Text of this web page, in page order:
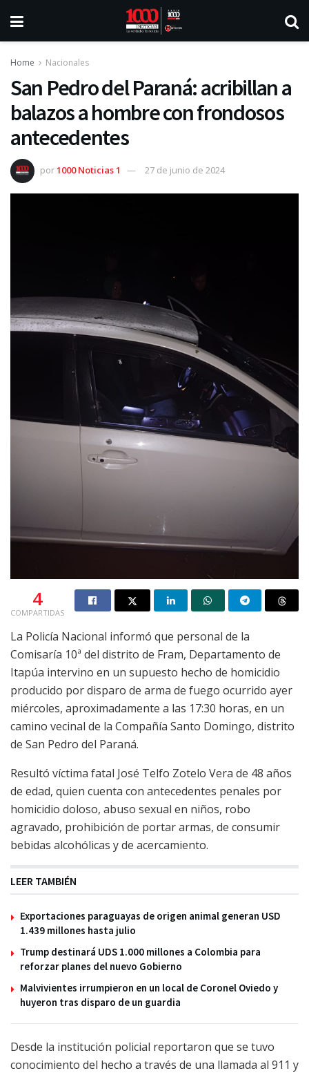
Home Nacionales
San Pedro del Paraná: acribillan a
balazos a hombre con frondosos
antecedentes
por1000 Noticias 1 27 de junio de 2024
4
COMPARTIDAS
La Policía Nacional informó que personal de la
Comisaría 10ª del distrito de Fram, Departamento de
Itapúa intervino en un supuesto hecho de homicidio
producido por disparo de arma de fuego ocurrido ayer
miércoles, aproximadamente a las 17:30 horas, en un
camino vecinal de la Compañía Santo Domingo, distrito
de San Pedro del Paraná.
Resultó víctima fatal José Telfo Zotelo Vera de 48 años
de edad, quien cuenta con antecedentes penales por
homicidio doloso, abuso sexual en niños, robo
agravado, prohibición de portar armas, de consumir
bebidas alcohólicas y de acercamiento.
LEER TAMBIÉN
Exportaciones paraguayas de origen animal generan USD
1.439 millones hasta julio
Trump destinará UDS 1.000 millones a Colombia para
reforzar planes del nuevo Gobierno
Malvivientes irrumpieron en un local de Coronel Oviedo y
huyeron tras disparo de un guardia
Desde la institución policial reportaron que se tuvo
conocimiento del hecho a través de una llamada al 911 y